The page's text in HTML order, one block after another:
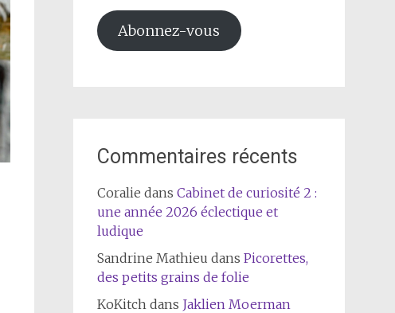
mail
Abonnez-vous
Commentaires récents
Coralie dans Cabinet de curiosité 2 :
une année 2026 éclectique et
ludique
Sandrine Mathieu dans Picorettes,
des petits grains de folie
KoKitchdans Jaklien Moerman